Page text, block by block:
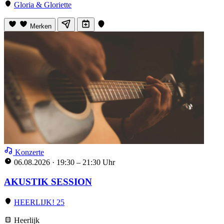
Gloria & Gloriette
Merken
Konzerte
06.08.2026 · 19:30 – 21:30 Uhr
AKUSTIK SESSION
HEERLIJK! 25
Heerlijk